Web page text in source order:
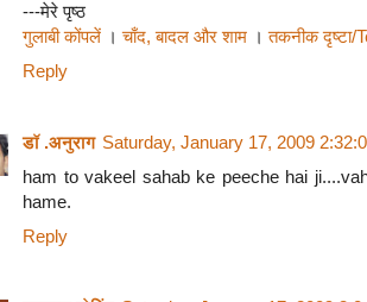
---मेरे पृष्ठ
गुलाबी कोंपलें ।चाँद, बादल और शाम ।तकनीक दृष्टा/
Reply
डॉ .अनुराग Saturday, January 17, 2009
ham to vakeel sahab ke peeche hai
hame.
Reply